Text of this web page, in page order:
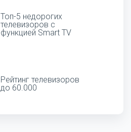
Топ-5 недорогих
телевизоров с
функцией Smart TV
Рейтинг телевизоров
до 60.000